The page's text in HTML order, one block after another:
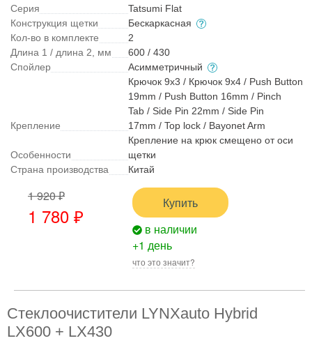
Серия
Tatsumi Flat
Конструкция щетки
Бескаркасная
Кол-во в комплекте
2
Длина 1 / длина 2, мм
600 / 430
Спойлер
Асимметричный
Крепление
Крючок 9x3 / Крючок 9x4 / Push Button
19mm / Push Button 16mm / Pinch
Tab / Side Pin 22mm / Side Pin
17mm / Top lock / Bayonet Arm
Особенности
Крепление на крюк смещено от оси
щетки
Страна производства
Китай
1 920 ₽
1 780 ₽
Купить
в наличии
+1 день
что это значит?
Стеклоочистители LYNXauto Hybrid
LX600 + LX430